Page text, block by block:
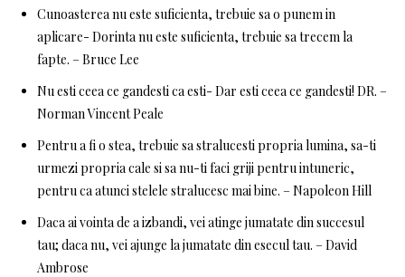
Cunoasterea nu este suficienta, trebuie sa o punem in
aplicare- Dorinta nu este suficienta, trebuie sa trecem la
fapte. – Bruce Lee
Nu esti ceea ce gandesti ca esti- Dar esti ceea ce gandesti! DR. –
Norman Vincent Peale
Pentru a fi o stea, trebuie sa stralucesti propria lumina, sa-ti
urmezi propria cale si sa nu-ti faci griji pentru intuneric,
pentru ca atunci stelele stralucesc mai bine. – Napoleon Hill
Daca ai vointa de a izbandi, vei atinge jumatate din succesul
tau; daca nu, vei ajunge la jumatate din esecul tau. – David
Ambrose